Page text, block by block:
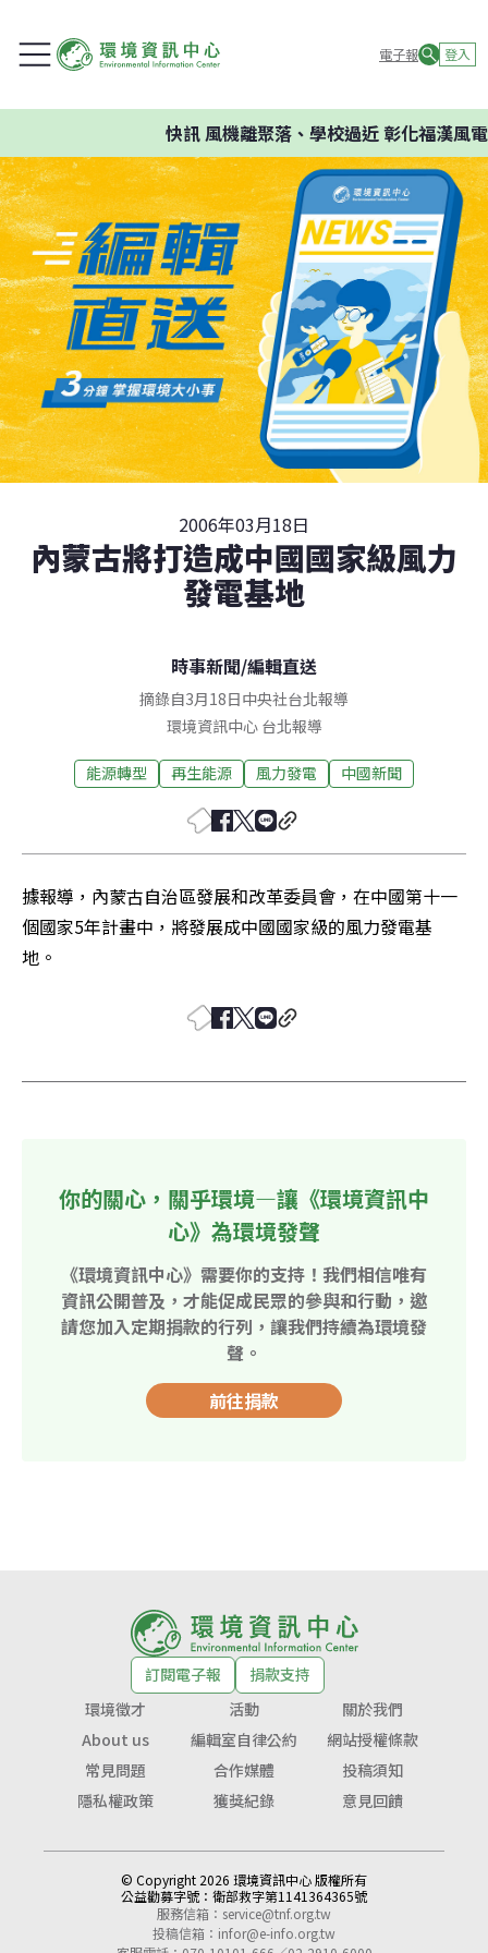
電子報 登入
快訊風機離聚落、學校過近 彰化福漢風電
2006年03月18日
內蒙古將打造成中國國家級風力
發電基地
時事新聞/編輯直送
摘錄自3月18日中央社台北報導
環境資訊中心 台北報導
能源轉型 再生能源 風力發電 中國新聞
據報導，內蒙古自治區發展和改革委員會，在中國第十一
個國家5年計畫中，將發展成中國國家級的風力發電基
地。
你的關心，關乎環境—讓《環境資訊中
心》為環境發聲
《環境資訊中心》需要你的支持！我們相信唯有
資訊公開普及，才能促成民眾的參與和行動，邀
請您加入定期捐款的行列，讓我們持續為環境發
聲。
前往捐款
訂閱電子報
捐款支持
環境徵才
活動
關於我們
About us
編輯室自律公約
網站授權條款
常見問題
合作媒體
投稿須知
隱私權政策
獲獎紀錄 意見回饋
© Copyright 2026 環境資訊中心 版權所有
公益勸募字號： 衛部救字第1141364365號
服務信箱： service@tnf.org.tw
投稿信箱： infor@e-info.org.tw